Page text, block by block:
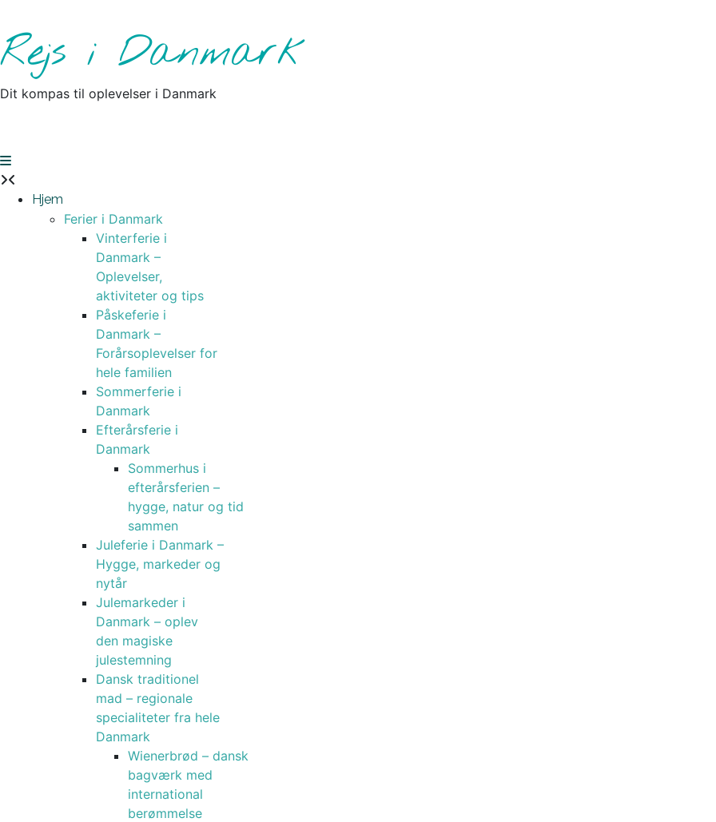
content
Rejs i Danmark
Dit kompas til oplevelser i Danmark
Hjem
Ferier i Danmark
Vinterferie i
Danmark –
Oplevelser,
aktiviteter og tips
Påskeferie i
Danmark –
Forårsoplevelser for
hele familien
Sommerferie i
Danmark
Efterårsferie i
Danmark
Sommerhus i
efterårsferien –
hygge, natur og tid
sammen
Juleferie i Danmark –
Hygge, markeder og
nytår
Julemarkeder i
Danmark – oplev
den magiske
julestemning
Dansk traditionel
mad – regionale
specialiteter fra hele
Danmark
Wienerbrød – dansk
bagværk med
international
berømmelse